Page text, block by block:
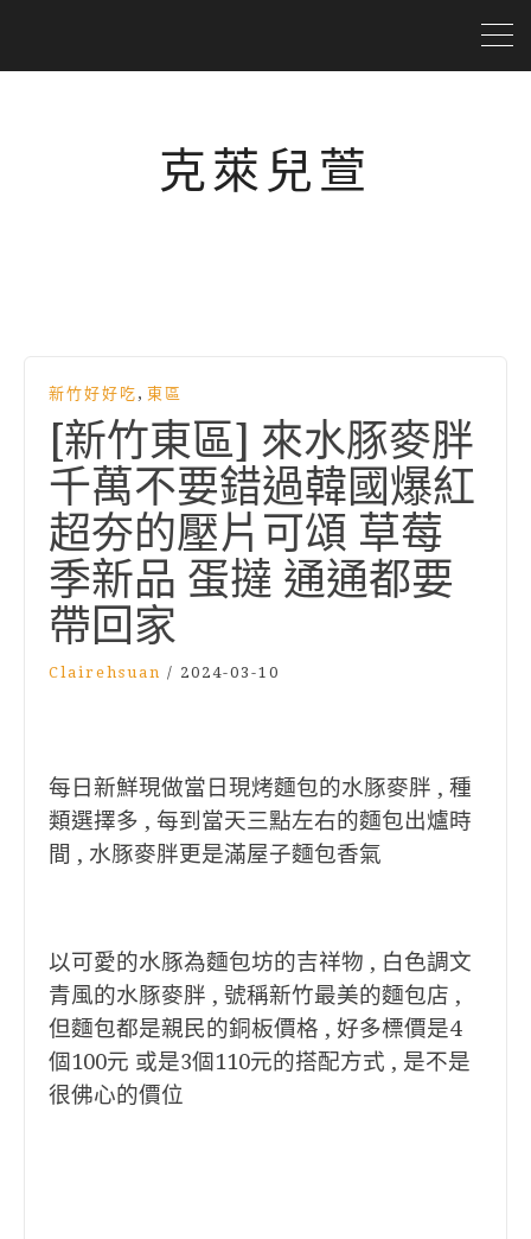
克萊兒萱
新竹好好吃 , 東區
[新竹東區] 來水豚麥胖
千萬不要錯過韓國爆紅
超夯的壓片可頌 草莓
季新品 蛋撻 通通都要
帶回家
Clairehsuan / 2024-03-10
每日新鮮現做當日現烤麵包的水豚麥胖 , 種
類選擇多 , 每到當天三點左右的麵包出爐時
間 , 水豚麥胖更是滿屋子麵包香氣
以可愛的水豚為麵包坊的吉祥物 , 白色調文
青風的水豚麥胖 , 號稱新竹最美的麵包店 ,
但麵包都是親民的銅板價格 , 好多標價是4
個100元 或是3個110元的搭配方式 , 是不是
很佛心的價位